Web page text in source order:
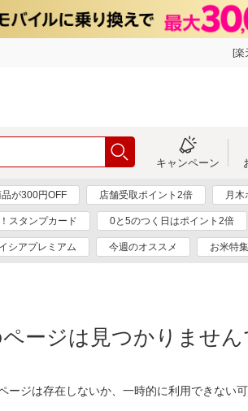
[楽
キャンペーン
が300円OFF 店舗受取ポイント2倍 月木
スタンプカード 0と5のつく日はポイント2倍
シアプレミアム 今週のオススメ お米特集
ージは見つかりません
ージは存在しないか、一時的に利用できない可